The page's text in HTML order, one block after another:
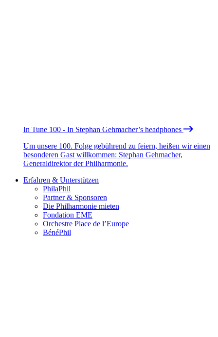
In Tune 100 - In Stephan Gehmacher’s headphones
Um unsere 100. Folge gebührend zu feiern, heißen wir einen
besonderen Gast willkommen: Stephan Gehmacher,
Generaldirektor der Philharmonie.
Erfahren & Unterstützen
PhilaPhil
Partner & Sponsoren
Die Philharmonie mieten
Fondation EME
Orchestre Place de l’Europe
BénéPhil